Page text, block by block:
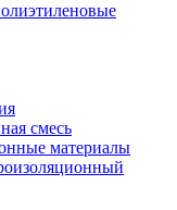
смесь
материалы